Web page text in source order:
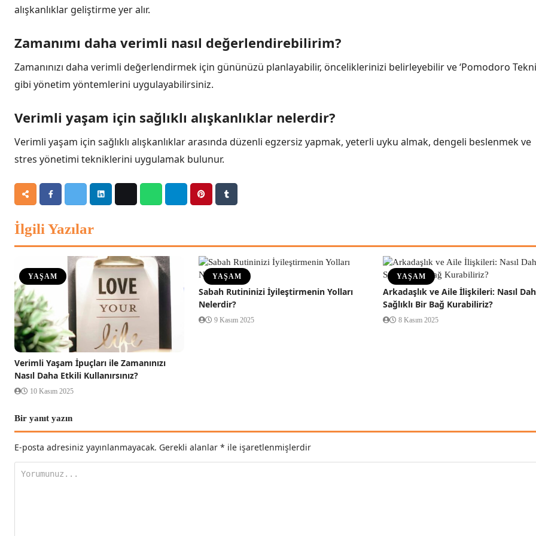
alışkanlıklar geliştirme yer alır.
Zamanımı daha verimli nasıl değerlendirebilirim?
Zamanınızı daha verimli değerlendirmek için gününüzü planlayabilir, önceliklerinizi belirleyebilir ve ‘Pomodoro
gibi yönetim yöntemlerini uygulayabilirsiniz.
Verimli yaşam için sağlıklı alışkanlıklar nelerdir?
Verimli yaşam için sağlıklı alışkanlıklar arasında düzenli egzersiz yapmak, yeterli uyku almak, dengeli beslenmek ve
stres yönetimi tekniklerini uygulamak bulunur.
İlgili Yazılar
YAŞAM
Verimli Yaşam İpuçları ile Zamanınızı
Nasıl Daha Etkili Kullanırsınız?
10 Kasım 2025
YAŞAM
Sabah Rutininizi İyileştirmenin Yolları
Nelerdir?
9 Kasım 2025
YAŞAM
Arkadaşlık ve Aile İlişkileri: Nasıl
Sağlıklı Bir Bağ Kurabiliriz?
8 Kasım 2025
Bir yanıt yazın
E-posta adresiniz yayınlanmayacak. Gerekli alanlar * ile işaretlenmişlerdir